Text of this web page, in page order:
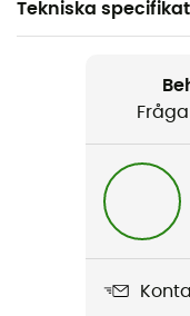
Tekniska
Timberturner™ II